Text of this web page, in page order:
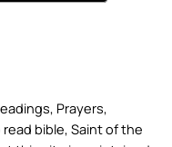
Prayers,
bible, Saint of the